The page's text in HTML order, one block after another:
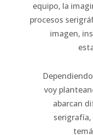
equipo, la
procesos
imagen,
voy
abarcan